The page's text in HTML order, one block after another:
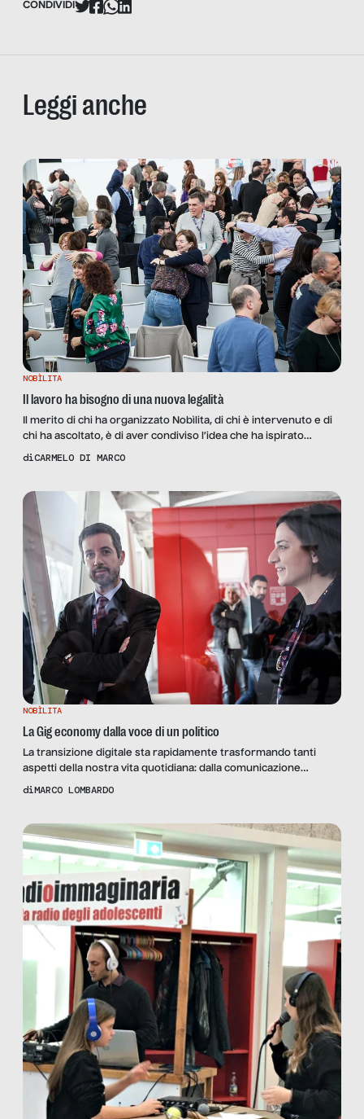
CONDIVIDI
Leggi anche
NOBÌLITA
Il lavoro ha bisogno di una nuova legalità
Il merito di chi ha organizzato Nobìlita, di chi è intervenuto e di
chi ha ascoltato, è di aver condiviso l’idea che ha ispirato
trasversalmente tutte le discussioni: non parlare del lavoro
[…]
diCARMELO DI MARCO
NOBÌLITA
La Gig economy dalla voce di un politico
La transizione digitale sta rapidamente trasformando tanti
aspetti della nostra vita quotidiana: dalla comunicazione
all’educazione, dalla memoria all’organizzazione del lavoro.
cogliere l’attimo sul presente del mondo del lavoro. Gig
economy, uno sguardo dalla città È […]
diMARCO LOMBARDO